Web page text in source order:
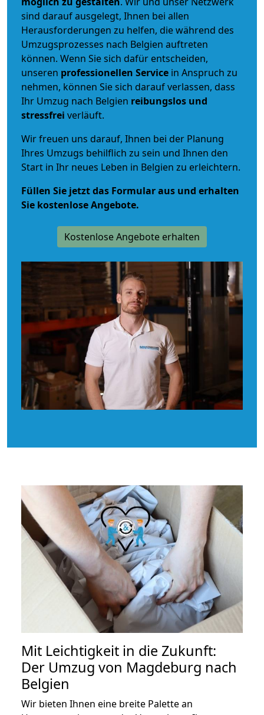
sind darauf ausgelegt, Ihnen bei allen
Herausforderungen zu helfen, die während des
Umzugsprozesses nach Belgien auftreten
können. Wenn Sie sich dafür entscheiden,
unseren professionellen Service in Anspruch zu
nehmen, können Sie sich darauf verlassen, dass
Ihr Umzug nach Belgien reibungslos und
stressfrei verläuft.
Wir freuen uns darauf, Ihnen bei der Planung
Ihres Umzugs behilflich zu sein und Ihnen den
Start in Ihr neues Leben in Belgien zu erleichtern.
Füllen Sie jetzt das Formular aus und erhalten
Sie kostenlose Angebote.
Kostenlose Angebote erhalten
Mit Leichtigkeit in die Zukunft:
Der Umzug von Magdeburg nach
Belgien
Wir bieten Ihnen eine breite Palette an